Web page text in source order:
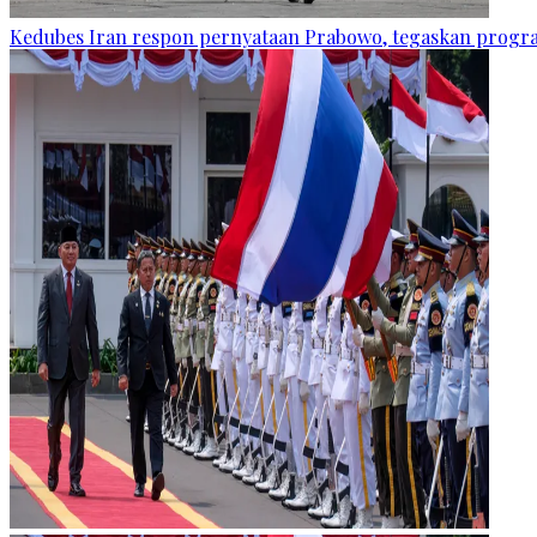
Kedubes Iran respon pernyataan Prabowo, tegaskan